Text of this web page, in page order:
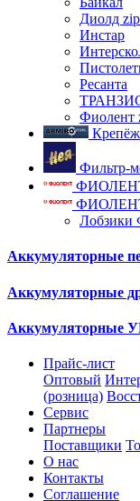
Диолд zip
Инстар
Ресанта
Фиолент
Фильтр-
Аккумуляторные
Аккумуляторные
Аккумуляторные
Прайс-лист
Оптовый
(розница)
Сервис
Партнеры
Поставщики
О нас
Контакты
Соглашение